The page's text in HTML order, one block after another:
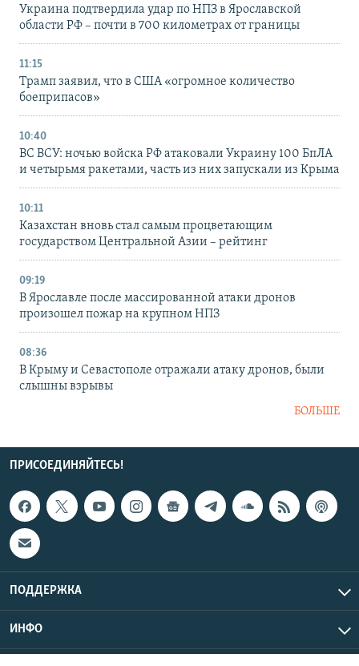
Украина подтвердила удар по НПЗ в Ярославской
области РФ – почти в 700 километрах от границы
11:15
Трамп заявил, что в США «огромное количество
боеприпасов»
10:40
ВС ВСУ: ночью войска РФ атаковали Украину 100 БпЛА
и четырьмя ракетами, часть из них запускали из Крыма
10:11
Казахстан вновь стал самым процветающим
государством Центральной Азии – рейтинг
09:19
В Ярославле после массированной атаки дронов
произошел пожар на крупном НПЗ
08:36
В Крыму и Севастополе отражали атаку дронов, были
слышны взрывы
БОЛЬШЕ
ПРИСОЕДИНЯЙТЕСЬ!
ПОДДЕРЖКА
ИНФО